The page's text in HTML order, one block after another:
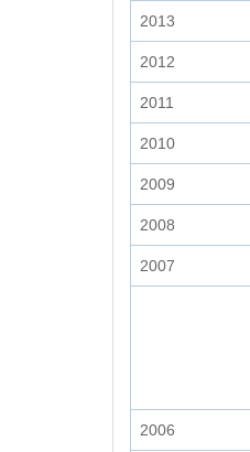
2013
2012
2011
2010
2009
2008
2007
2006